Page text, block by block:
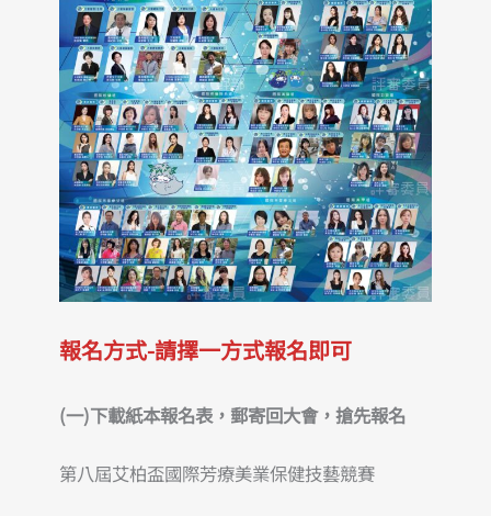
報名方式-請擇一方式報名即可
(一)下載紙本報名表，郵寄回大會，搶先報名
第八屆艾柏盃國際芳療美業保健技藝競賽